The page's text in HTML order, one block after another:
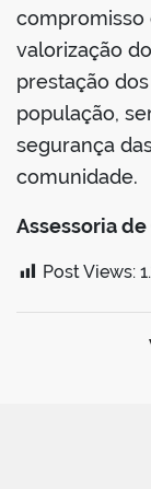
compromisso
valorização
prestação
população,
segurança
comunidade.
Assessoria
Post Views: